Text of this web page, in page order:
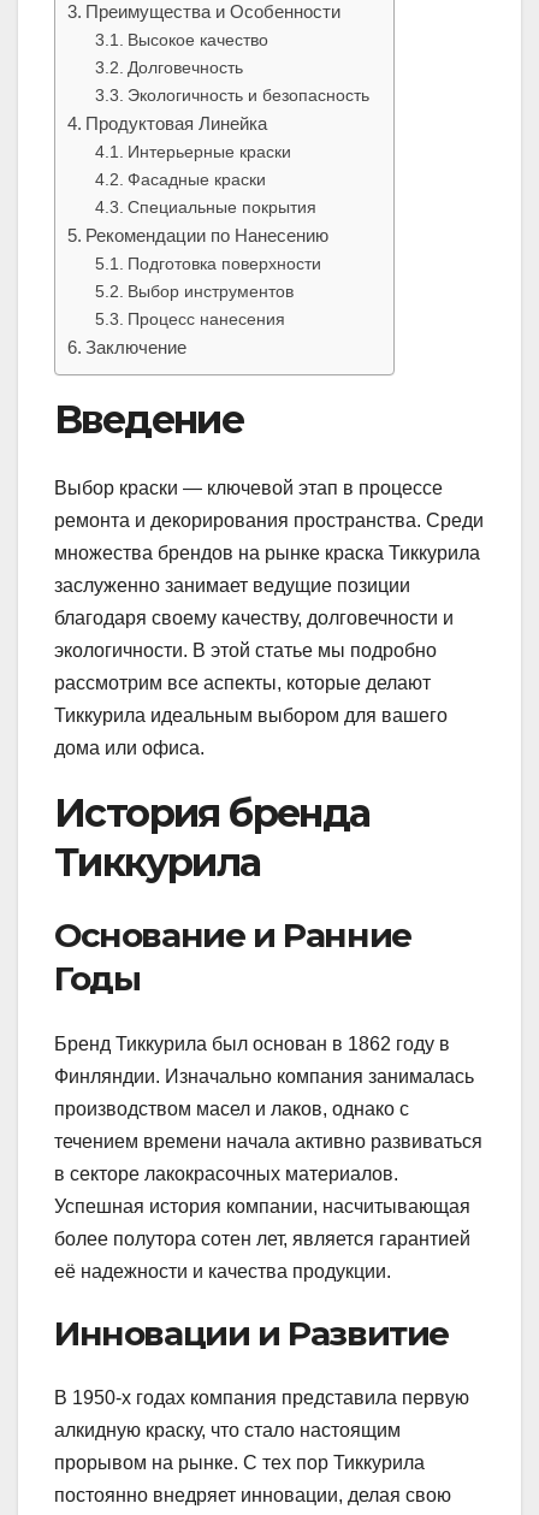
Преимущества и Особенности
Высокое качество
Долговечность
Экологичность и безопасность
Продуктовая Линейка
Интерьерные краски
Фасадные краски
Специальные покрытия
Рекомендации по Нанесению
Подготовка поверхности
Выбор инструментов
Процесс нанесения
Заключение
Введение
Выбор краски — ключевой этап в процессе
ремонта и декорирования пространства. Среди
множества брендов на рынке краска Тиккурила
заслуженно занимает ведущие позиции
благодаря своему качеству, долговечности и
экологичности. В этой статье мы подробно
рассмотрим все аспекты, которые делают
Тиккурила идеальным выбором для вашего
дома или офиса.
История бренда
Тиккурила
Основание и Ранние
Годы
Бренд Тиккурила был основан в 1862 году в
Финляндии. Изначально компания занималась
производством масел и лаков, однако с
течением времени начала активно развиваться
в секторе лакокрасочных материалов.
Успешная история компании, насчитывающая
более полутора сотен лет, является гарантией
её надежности и качества продукции.
Инновации и Развитие
В 1950-х годах компания представила первую
алкидную краску, что стало настоящим
прорывом на рынке. С тех пор Тиккурила
постоянно внедряет инновации, делая свою